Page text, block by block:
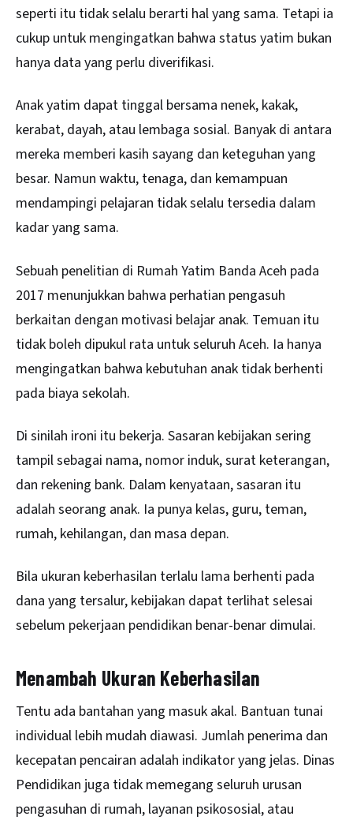
seperti itu tidak selalu berarti hal yang sama. Tetapi ia
cukup untuk mengingatkan bahwa status yatim bukan
hanya data yang perlu diverifikasi.
Anak yatim dapat tinggal bersama nenek, kakak,
kerabat, dayah, atau lembaga sosial. Banyak di antara
mereka memberi kasih sayang dan keteguhan yang
besar. Namun waktu, tenaga, dan kemampuan
mendampingi pelajaran tidak selalu tersedia dalam
kadar yang sama.
Sebuah penelitian di Rumah Yatim Banda Aceh pada
2017 menunjukkan bahwa perhatian pengasuh
berkaitan dengan motivasi belajar anak. Temuan itu
tidak boleh dipukul rata untuk seluruh Aceh. Ia hanya
mengingatkan bahwa kebutuhan anak tidak berhenti
pada biaya sekolah.
Di sinilah ironi itu bekerja. Sasaran kebijakan sering
tampil sebagai nama, nomor induk, surat keterangan,
dan rekening bank. Dalam kenyataan, sasaran itu
adalah seorang anak. Ia punya kelas, guru, teman,
rumah, kehilangan, dan masa depan.
Bila ukuran keberhasilan terlalu lama berhenti pada
dana yang tersalur, kebijakan dapat terlihat selesai
sebelum pekerjaan pendidikan benar-benar dimulai.
Menambah Ukuran Keberhasilan
Tentu ada bantahan yang masuk akal. Bantuan tunai
individual lebih mudah diawasi. Jumlah penerima dan
kecepatan pencairan adalah indikator yang jelas. Dinas
Pendidikan juga tidak memegang seluruh urusan
pengasuhan di rumah, layanan psikososial, atau